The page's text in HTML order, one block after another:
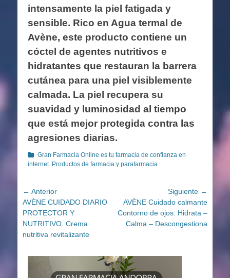
intensamente la piel fatigada y
sensible. Rico en Agua termal de
Avène, este producto contiene un
cóctel de agentes nutritivos e
hidratantes que restauran la barrera
cutánea para una piel visiblemente
calmada. La piel recupera su
suavidad y luminosidad al tiempo
que está mejor protegida contra las
agresiones diarias.
Categorías
Gran Farmacia Online es tu farmacia de confianza en
internet. Productos de farmacia y parafarmacia
Navegación
de
entradas
← Anterior
Entrada
anterior:
AVÈNE CUIDADO DIARIO
PROTECTOR Y
NUTRITIVO. Crema
nutritiva revitalizante
Siguiente →
Entrada
siguiente:
AVÈNE Cuidado calmante
Contorno de ojos. Hidrata –
Calma – Descongestiona